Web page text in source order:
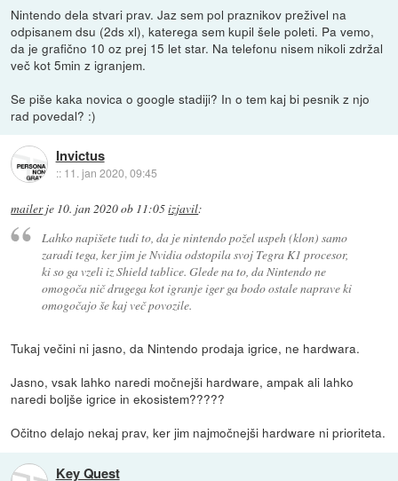
Nintendo dela stvari prav. Jaz sem pol praznikov preživel na
odpisanem dsu (2ds xl), katerega sem kupil šele poleti. Pa vemo,
da je grafično 10 oz prej 15 let star. Na telefonu nisem nikoli zdržal
več kot 5min z igranjem.
Se piše kaka novica o google stadiji? In o tem kaj bi pesnik z njo
rad povedal? :)
Invictus
:: 11. jan 2020, 09:45
mailerje 10. jan 2020 ob 11:05izjavil:
Lahko napišete tudi to, da je nintendo požel uspeh (klon) samo
zaradi tega, ker jim je Nvidia odstopila svoj Tegra K1 procesor,
ki so ga vzeli iz Shield tablice. Glede na to, da Nintendo ne
omogoča nič drugega kot igranje iger ga bodo ostale naprave ki
omogočajo še kaj več povozile.
Tukaj večini ni jasno, da Nintendo prodaja igrice, ne hardwara.
Jasno, vsak lahko naredi močnejši hardware, ampak ali lahko
naredi boljše igrice in ekosistem?????
Očitno delajo nekaj prav, ker jim najmočnejši hardware ni prioriteta.
Key Quest